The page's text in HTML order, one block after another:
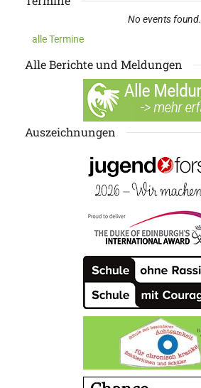
No events found.
alle Termine
Alle Berichte und Meldungen
Auszeichnungen